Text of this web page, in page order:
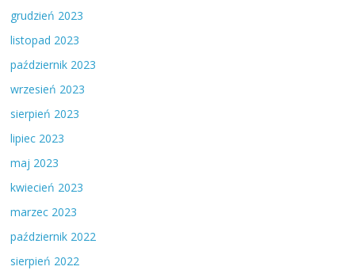
grudzień 2023
listopad 2023
październik 2023
wrzesień 2023
sierpień 2023
lipiec 2023
maj 2023
kwiecień 2023
marzec 2023
październik 2022
sierpień 2022